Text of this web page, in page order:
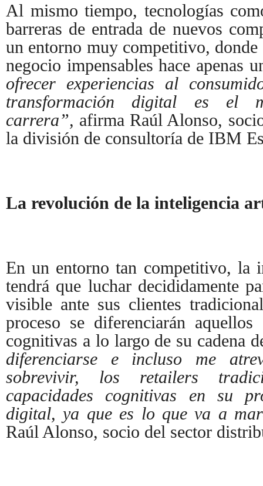
Al mismo tiempo, tecnologías
barreras de entrada de nuevos
un entorno muy competitivo, donde
negocio impensables hace apenas
ofrecer experiencias al
transformación digital es el
carrera”, afirma Raúl Alonso,
la división de consultoría de IBM
La revolución de la inteligencia
En un entorno tan competitivo, la
tendrá que luchar decididamente
visible ante sus clientes
proceso se diferenciarán aquellos
cognitivas a lo largo de su cadena
diferenciarse e incluso me
sobrevivir, los retailers
capacidades cognitivas en su
digital, ya que es lo que va a
Raúl Alonso, socio del sector